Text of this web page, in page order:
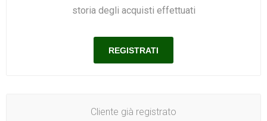
storia degli acquisti effettuati
Cliente già registrato